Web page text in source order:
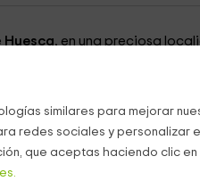
similares para mejorar
redes sociales y personalizar
que aceptas haciendo clic
Huesca, en una preciosa
zona de estar , con un par de
chimenea